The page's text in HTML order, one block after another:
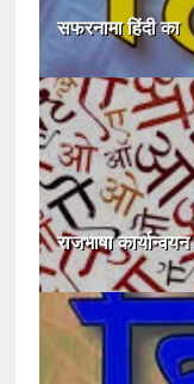
सफरनामा हिंदी का
राजभाषा